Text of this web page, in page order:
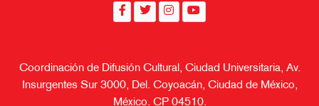
Coordinación de Difusión Cultural, Ciudad Universitaria, Av.
Insurgentes Sur 3000, Del. Coyoacán, Ciudad de México,
México. CP 04510.